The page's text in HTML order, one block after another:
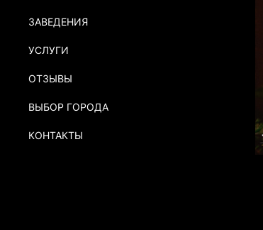
ЗАВЕДЕНИЯ
УСЛУГИ
ОТЗЫВЫ
ВЫБОР ГОРОДА
КОНТАКТЫ